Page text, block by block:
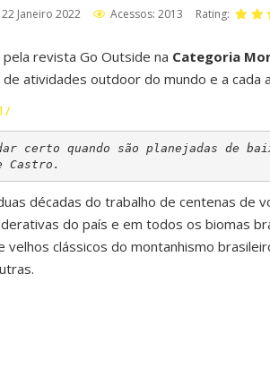
22 Janeiro 2022 Acessos: 2013 Rating:
revista Go Outside na Categoria
atividades outdoor do mundo e a
certo quando são planejadas de
Castro.
décadas do trabalho de centenas
do país e em todos os biomas
clássicos do montanhismo